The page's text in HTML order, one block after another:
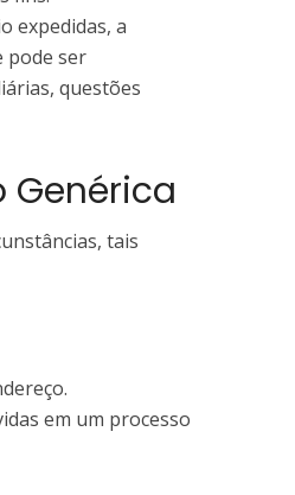
expedidas, a
pode ser
questões
Genérica
tais
em um processo